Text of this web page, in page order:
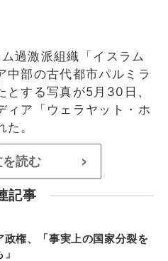
過激派組織「イスラム
中部の古代都市パルミラ
とする写真が5月30日、
ィア「ウェラヤット・ホ
。
読む >
記事
政権、「事実上の国家分裂を